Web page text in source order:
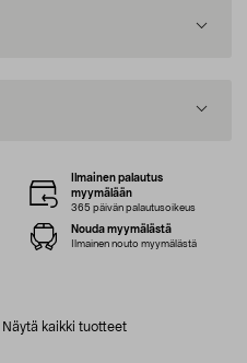
Näytä kaikki tuotteet
Ilmainen palautus
myymälään
365 päivän palautusoikeus
Nouda myymälästä
Ilmainen nouto myymälästä